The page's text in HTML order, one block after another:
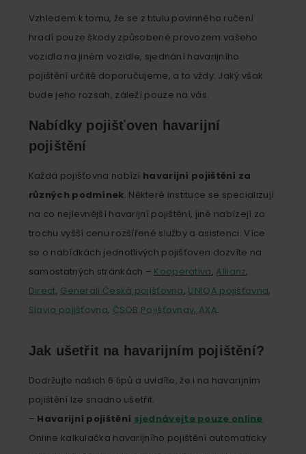
Vzhledem k tomu, že se z titulu povinného ručení
hradí pouze škody způsobené provozem vašeho
vozidla na jiném vozidle, sjednání havarijního
pojištění určitě doporučujeme, a to vždy. Jaký však
bude jeho rozsah, záleží pouze na vás.
Nabídky pojišťoven havarijní
pojištění
Každá pojišťovna nabízí havarijní pojištění za
různých podmínek. Některé instituce se specializují
na co nejlevnější havarijní pojištění, jiné nabízejí za
trochu vyšší cenu rozšířené služby a asistenci. Více
se o nabídkách jednotlivých pojišťoven dozvíte na
samostatných stránkách – Kooperativa, Allianz,
Direct, Generali Česká pojišťovna, UNIQA pojišťovna,
Slavia pojišťovna, ČSOB Pojišťovnav, AXA.
Jak ušetřit na havarijním pojištění?
Dodržujte našich 6 tipů a uvidíte, že i na havarijním
pojištění lze snadno ušetřit.
– Havarijní pojištění sjednávejte pouze online.
Online kalkulačka havarijního pojištění automaticky